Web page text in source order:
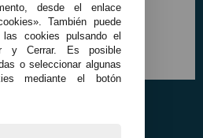
desde el enlace
También puede
cookies pulsando el
y Cerrar. Es posible
o seleccionar algunas
mediante el botón